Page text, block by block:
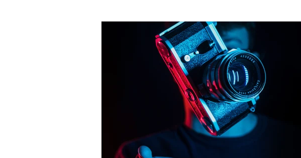
Reflexões Acadêmicas Viagens e Passeios